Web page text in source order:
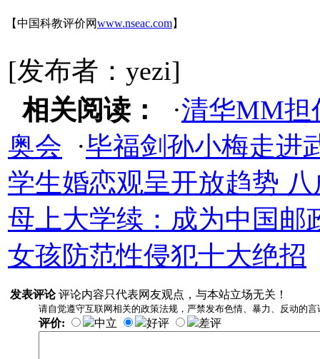
【中国科教评价网www.nseac.com】
[发布者：yezi]
相关阅读：
·清华MM担
奥会 ·毕福剑孙小梅走进
学生婚恋观呈开放趋势
母上大学续：成为中国邮
女孩防范性侵犯十大绝招
发表评论 评论内容只代表网友观点，与本站立场无关！
请自觉遵守互联网相关的政策法规，严禁发布色情、暴力、反动的言
评价: 中立 好评 差评